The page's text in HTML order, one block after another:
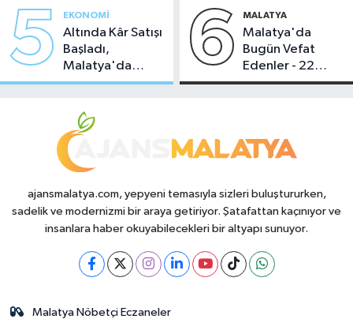
5 EKONOMI
Altında Kâr Satışı
Başladı,
Malatya'da
Makas Ne
6 MALATYA
Malatya'da
Bugün Vefat
Edenler - 22
Temmuz 2026
ajansmalatya.com, yepyeni temasıyla sizleri buluştururken,
sadelik ve modernizmi bir araya getiriyor. Şatafattan kaçınıyor ve
insanlara haber okuyabilecekleri bir altyapı sunuyor.
Malatya Nöbetçi Eczaneler